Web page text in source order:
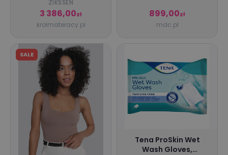
Pojemnik: Nie
ZIKSSEN
3 386,00zł
krolmateracy.pl
899,00zł
mdc.pl
SALE
Tena ProSkin Wet
Wash Gloves,